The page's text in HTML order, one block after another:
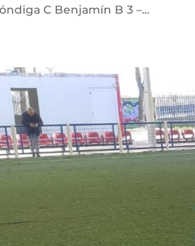
C Benjamín B 3 –...